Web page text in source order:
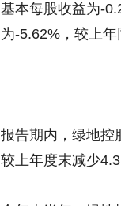
基本每股收益为-
为-5.62%，较上年
报告期内，绿地控
较上年度末减少